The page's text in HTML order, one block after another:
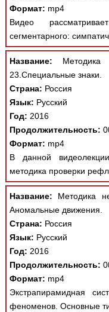
Формат: mp4
Видео
сегментарного:
Название: Методика
23.Специальные знаки.
Страна: Россия
Язык: Русский
Год: 2016
Продолжительность:
Формат: mp4
В данной
методика проверки
Название: Методика
Аномальные движения.
Страна: Россия
Язык: Русский
Год: 2016
Продолжительность:
Формат: mp4
Экстрапирамидная
феноменов. Основные